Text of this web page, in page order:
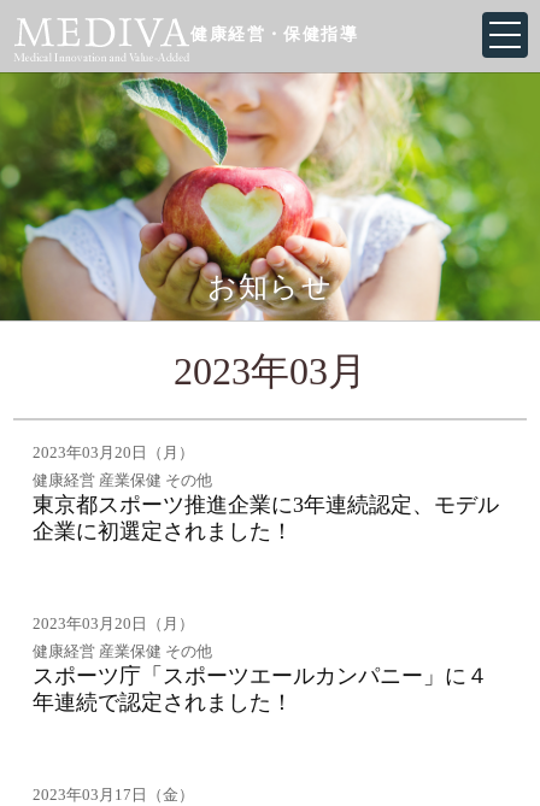
健康経営・保健指導
お知らせ
2023年03月
2023年03月20日（月）
健康経営 産業保健 その他
東京都スポーツ推進企業に3年連続認定、モデル
企業に初選定されました！
2023年03月20日（月）
健康経営 産業保健 その他
スポーツ庁「スポーツエールカンパニー」に４
年連続で認定されました！
2023年03月17日（金）